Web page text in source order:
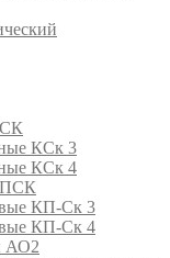
КСк 3
КСк 4
КП-Ск 3
КП-Ск 4
АО2